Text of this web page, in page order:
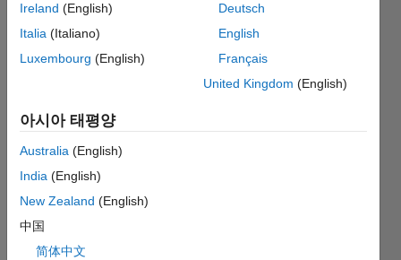
Brown's
배지
Answers
배지
모두
Thankful Level 1
Ireland (English)
Italia (Italiano)
Luxembourg (English)
Deutsch
English
Français
United Kingdom (English)
아시아 태평양
Australia (English)
India (English)
New Zealand (English)
中国
简体中文